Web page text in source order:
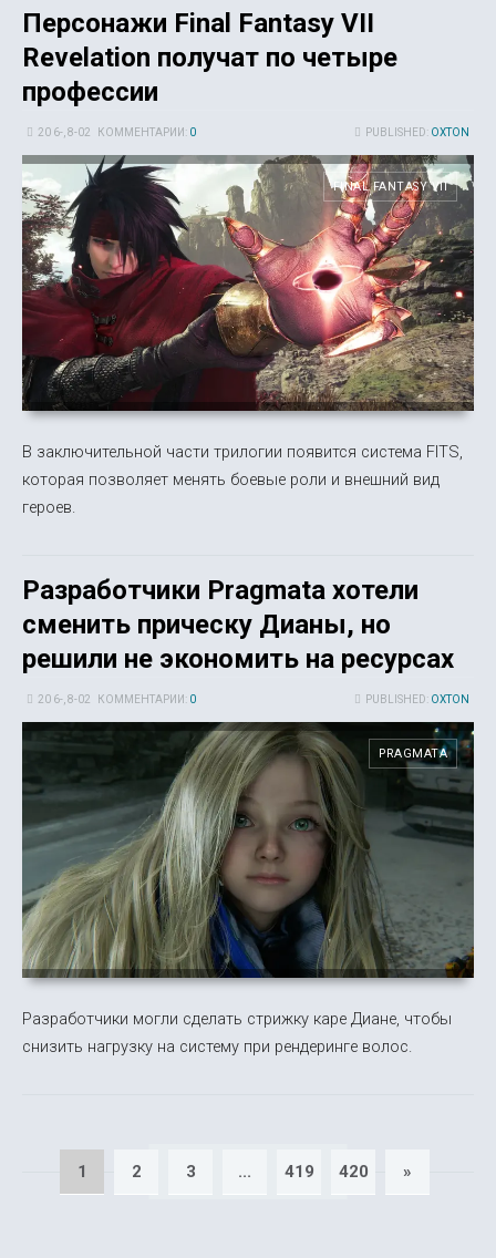
Персонажи Final Fantasy VII
Revelation получат по четыре
профессии
PUBLISHED: OXTON
20 6-, 8-02 КОММЕНТАРИИ: 0
FINAL FANTASY VII
В заключительной части трилогии появится система FITS,
которая позволяет менять боевые роли и внешний вид
героев.
Разработчики Pragmata хотели
сменить прическу Дианы, но
решили не экономить на ресурсах
PUBLISHED: OXTON
20 6-, 8-02 КОММЕНТАРИИ: 0
PRAGMATA
Разработчики могли сделать стрижку каре Диане, чтобы
снизить нагрузку на систему при рендеринге волос.
1 2 3 ... 419 420 »